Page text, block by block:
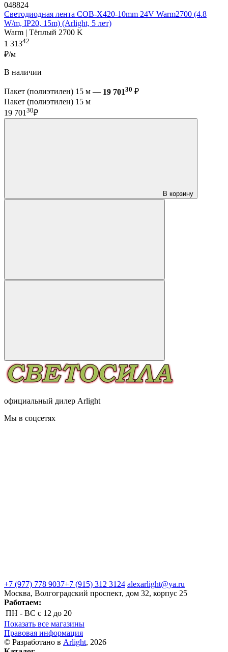
048824
Светодиодная лента COB-X420-10mm 24V Warm2700 (4.8
W/m, IP20, 15m) (Arlight, 5 лет)
Warm | Тёплый 2700 K
1 31342
₽/м
В наличии
Пакет (полиэтилен) 15 м — 19 70130 ₽
Пакет (полиэтилен) 15 м
19 701 30₽
В корзину
официальный дилер Arlight
Мы в соцсетях
+7 (977) 778 9037+7 (915) 312 3124 alexarlight@ya.ru
Москва, Волгоградский проспект, дом 32, корпус 25
Работаем:
ПН - ВС с 12 до 20
Показать все магазины
Правовая информация
© Разработано в Arlight, 2026